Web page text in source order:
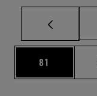
Página
81